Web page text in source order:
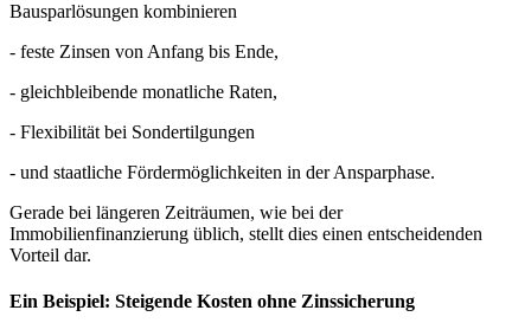
Bausparlösungen kombinieren
- feste Zinsen von Anfang bis Ende,
- gleichbleibende monatliche Raten,
- Flexibilität bei Sondertilgungen
- und staatliche Fördermöglichkeiten in der Ansparphase.
Gerade bei längeren Zeiträumen, wie bei der
Immobilienfinanzierung üblich, stellt dies einen entscheidenden
Vorteil dar.
Ein Beispiel: Steigende Kosten ohne Zinssicherung